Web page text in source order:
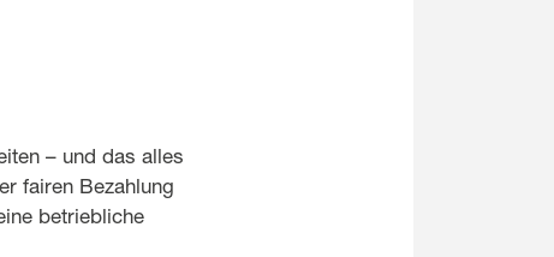
– und das alles
fairen Bezahlung
betriebliche